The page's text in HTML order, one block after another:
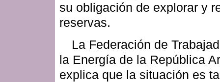
su obligación de explorar y
reservas.
La Federación de
la Energía de la República
explica que la situación es